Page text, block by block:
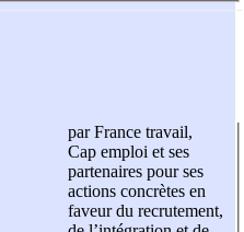
par France travail,
Cap emploi et ses
partenaires pour ses
actions concrètes en
faveur du recrutement,